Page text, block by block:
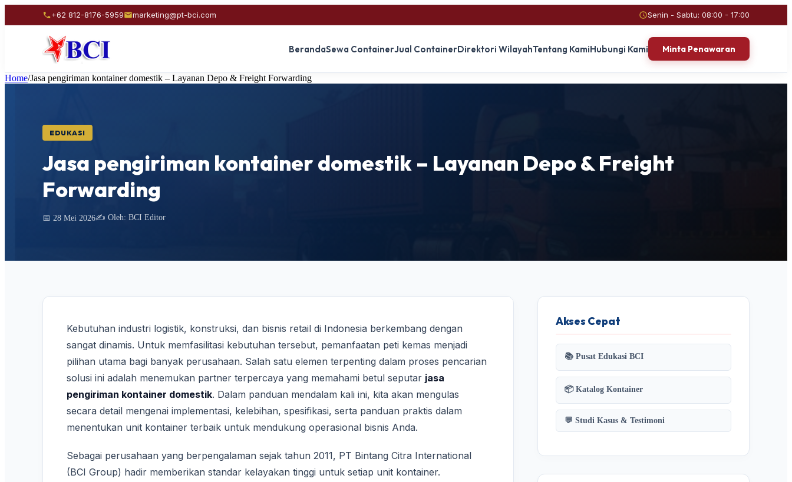
+62 812-8176-5959 marketing@pt-bci.com Senin - Sabtu: 08:00 - 17:00
BerandaSewa ContainerJual ContainerDirektori WilayahTentang KamiHubungi Kami Minta Penawaran
Home/Jasa pengiriman kontainer domestik – Layanan Depo & Freight Forwarding
EDUKASI
Jasa pengiriman kontainer domestik – Layanan Depo & Freight
Forwarding
📅 28 Mei 2026✍️ Oleh: BCI Editor
Kebutuhan industri logistik, konstruksi, dan bisnis retail di Indonesia berkembang dengan
sangat dinamis. Untuk memfasilitasi kebutuhan tersebut, pemanfaatan peti kemas menjadi
pilihan utama bagi banyak perusahaan. Salah satu elemen terpenting dalam proses pencarian
solusi ini adalah menemukan partner terpercaya yang memahami betul seputar jasa
pengiriman kontainer domestik. Dalam panduan mendalam kali ini, kita akan mengulas
secara detail mengenai implementasi, kelebihan, spesifikasi, serta panduan praktis dalam
menentukan unit kontainer terbaik untuk mendukung operasional bisnis Anda.
Sebagai perusahaan yang berpengalaman sejak tahun 2011, PT Bintang Citra International
(BCI Group) hadir memberikan standar kelayakan tinggi untuk setiap unit kontainer.
Akses Cepat
📚 Pusat Edukasi BCI
📦 Katalog Kontainer
💬 Studi Kasus & Testimoni